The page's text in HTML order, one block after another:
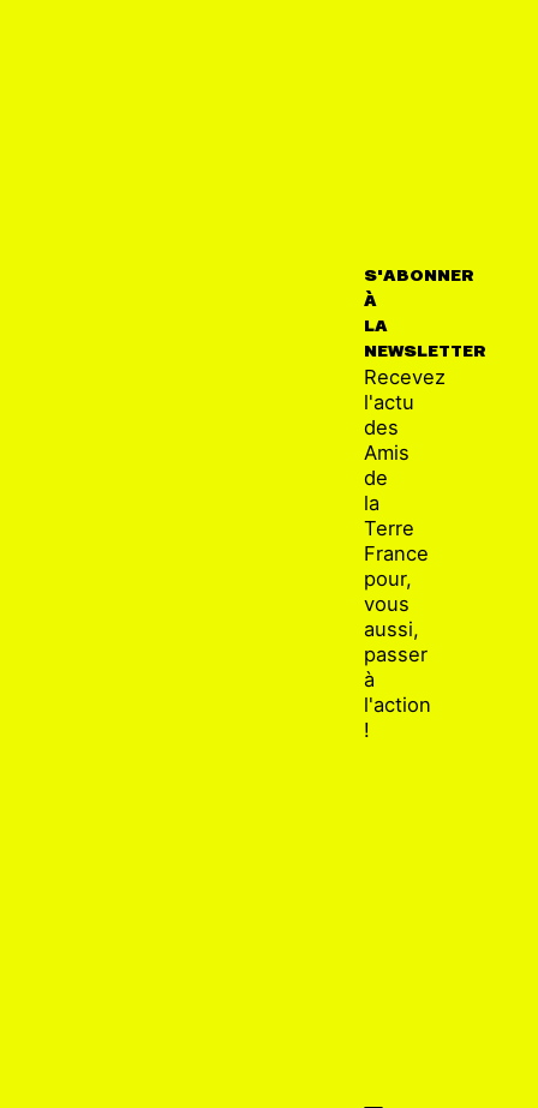
S'ABONNER
À
LA
NEWSLETTER
Recevez
l'actu
des
Amis
de
la
Terre
France
pour,
vous
aussi,
passer
à
l'action
!